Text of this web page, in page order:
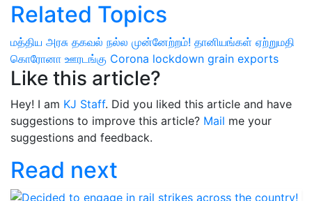
Related Topics
மத்திய அரசு தகவல் நல்ல முன்னேற்றம்! தானியங்கள் ஏற்றுமதி
கொரோனா ஊரடங்கு Corona lockdown grain exports
Like this article?
Hey! I am KJ Staff. Did you liked this article and have
suggestions to improve this article? Mail me your
suggestions and feedback.
Read next